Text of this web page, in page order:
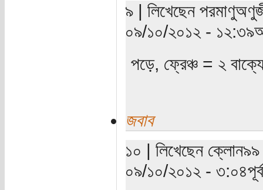
৯ | লিখেছেন
০৯/১০/২০১২ -
পড়ে, ফ্রেঞ্চ = ২
জবাব
১০ | লিখেছেন ক্লোন৯৯
০৯/১০/২০১২ -